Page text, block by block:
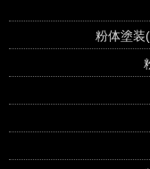
粉体塗装